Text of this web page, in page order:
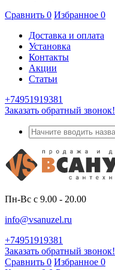
Сравнить 0 Избранное 0
Доставка и оплата
Установка
Контакты
Акции
Статьи
+74951919381
Заказать обратный звонок!
Пн-Вс с 9.00 - 20.00
info@vsanuzel.ru
+74951919381
Заказать обратный звонок!
Сравнить 0 Избранное 0